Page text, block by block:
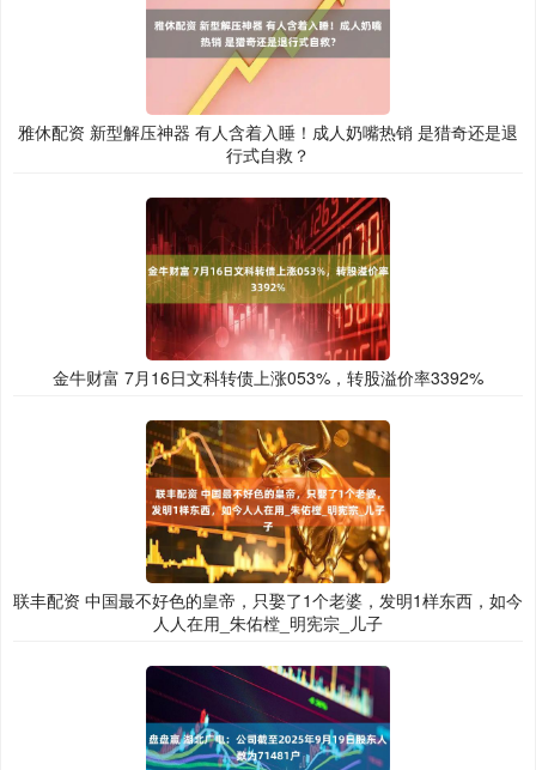
雅休配资 新型解压神器 有人含着入睡！成人奶嘴热销 是猎奇还是退
行式自救？
金牛财富 7月16日文科转债上涨053%，转股溢价率3392%
联丰配资 中国最不好色的皇帝，只娶了1个老婆，发明1样东西，如今
人人在用_朱佑樘_明宪宗_儿子